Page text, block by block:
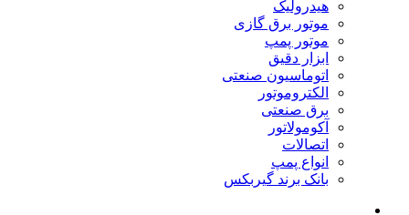
هیدرولیک
موتور برق گازی
موتور پمپ
ابزار دقیق
اتوماسیون صنعتی
الکتروموتور
برق صنعتی
آکومولاتور
اتصالات
انواع پمپ
بانک برند گیربکس